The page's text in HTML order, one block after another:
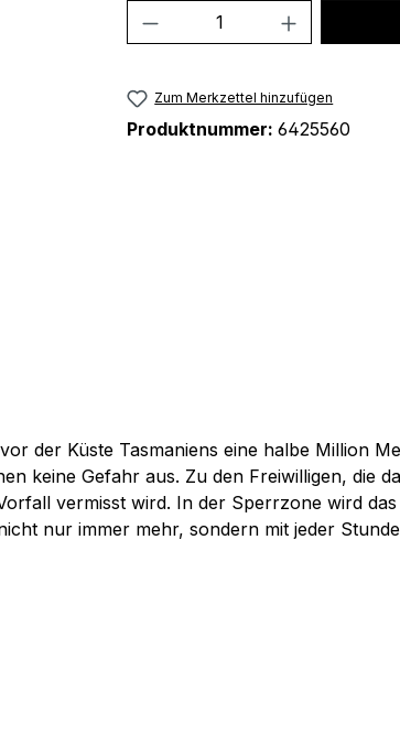
Produkt Anzahl:
Zum Merkzettel hinzufügen
Produktnummer: 6425560
der Küste Tasmaniens eine halbe Million
keine Gefahr aus. Zu den Freiwilligen, die
vermisst wird. In der Sperrzone wird
nur immer mehr, sondern mit jeder